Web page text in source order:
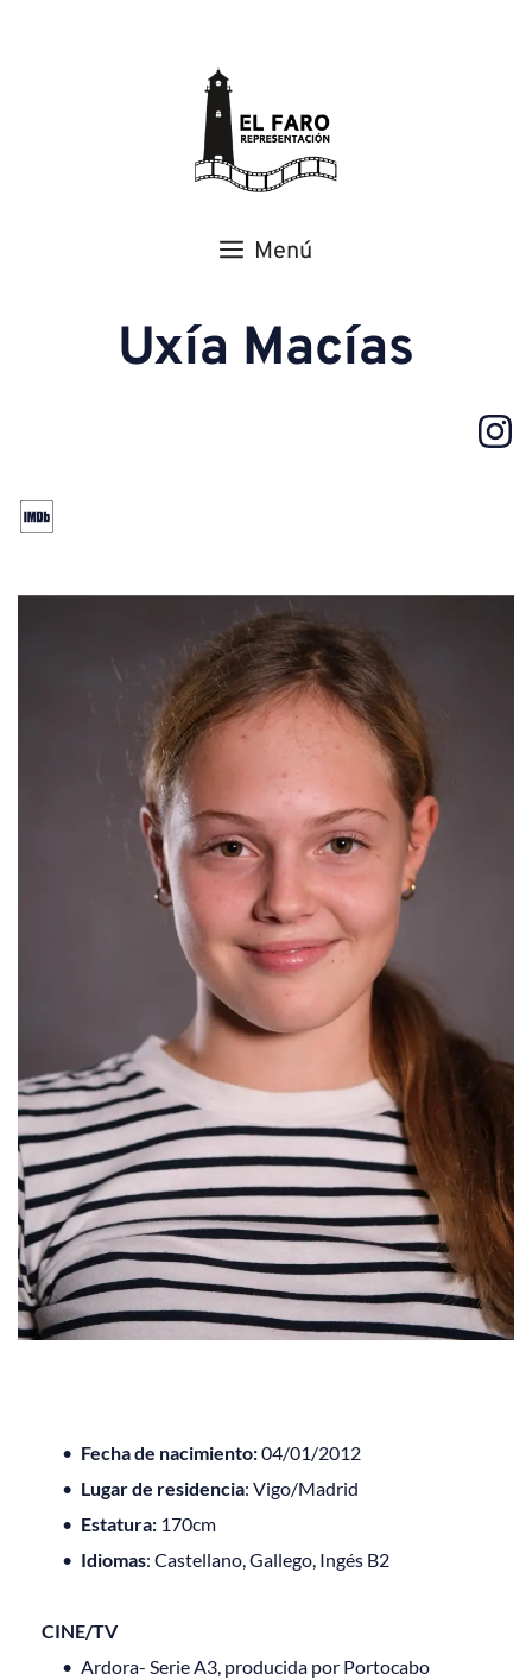
Menú
Uxía Macías
Fecha de nacimiento: 04/01/2012
Lugar de residencia: Vigo/Madrid
Estatura: 170cm
Idiomas: Castellano, Gallego, Ingés B2
CINE/TV
Ardora- Serie A3, producida por Portocabo